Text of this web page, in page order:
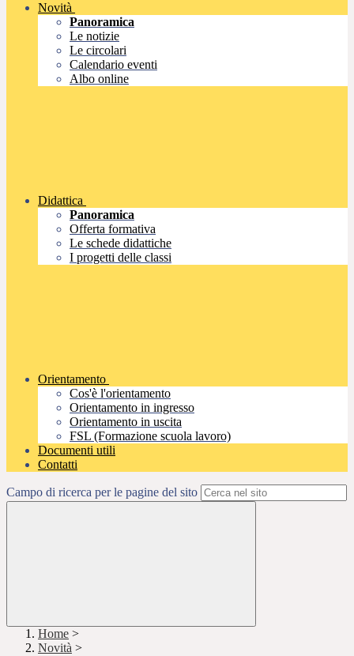
Novità
Panoramica
Le notizie
Le circolari
Calendario eventi
Albo online
Didattica
Panoramica
Offerta formativa
Le schede didattiche
I progetti delle classi
Orientamento
Cos'è l'orientamento
Orientamento in ingresso
Orientamento in uscita
FSL (Formazione scuola lavoro)
Documenti utili
Contatti
Campo di ricerca per le pagine del sito
Home >
Novità >